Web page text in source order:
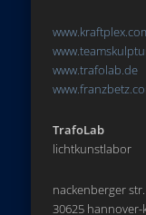
www.trafolab.de
TrafoLab
lichtkunstlabor
nackenberger
30625 hannover-